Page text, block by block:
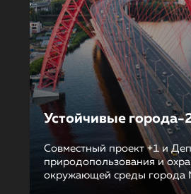
Устойчивые города-
Совместный проект +1 и
природопользования и
окружающей среды города